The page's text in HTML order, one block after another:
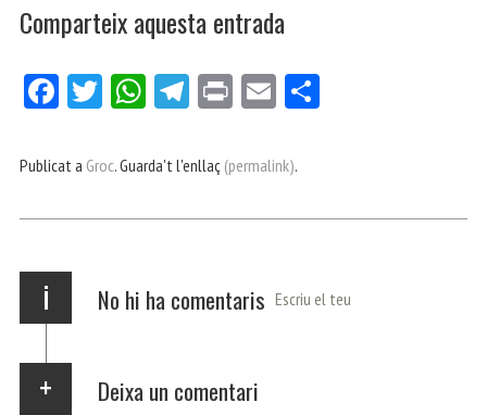
Comparteix aquesta entrada
Fa
bo
Tw
er
W
ts
p
Te
gr
m
Pri E
ail
ei
Publicat a Groc. Guarda't l'enllaç (permalink).
i No hi ha comentaris Escriu el teu
Deixa un comentari